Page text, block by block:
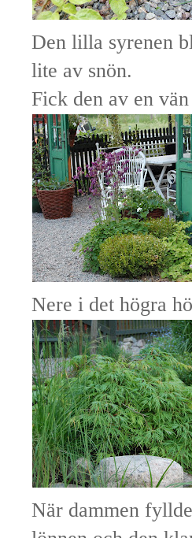
Den lilla syrenen
lite av snön.
Fick den av en
Nere i det högra
När dammen